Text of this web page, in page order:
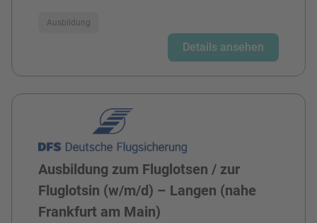
Ausbildung
Details ansehen
Ausbildung zum Fluglotsen / zur
Fluglotsin (w/m/d) – Langen (nahe
Frankfurt am Main)